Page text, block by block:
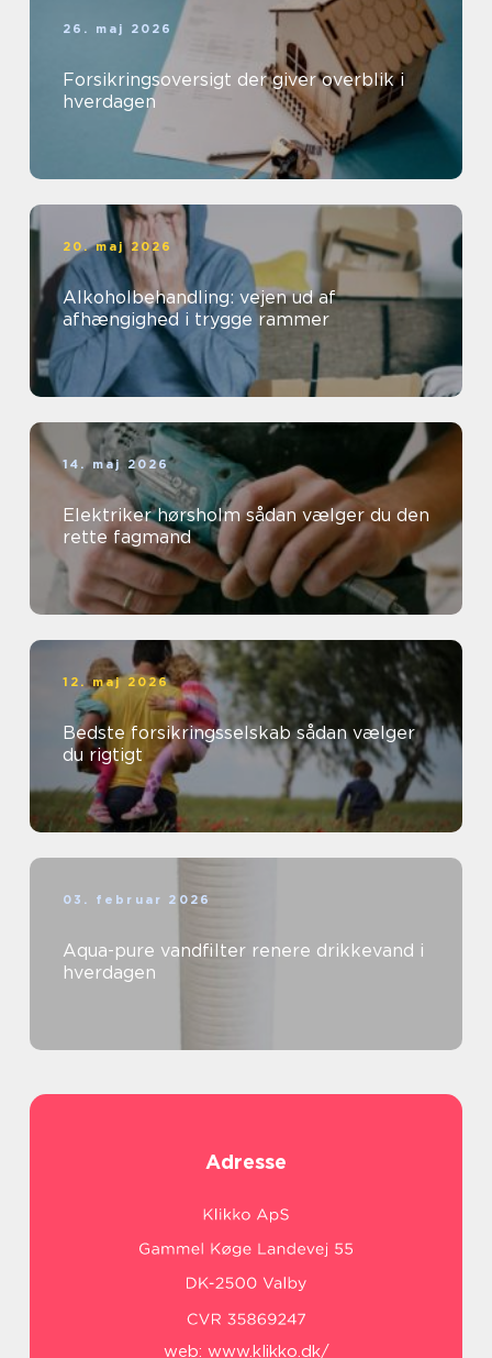
26. maj 2026
Forsikringsoversigt der giver overblik i
hverdagen
20. maj 2026
Alkoholbehandling: vejen ud af
afhængighed i trygge rammer
14. maj 2026
Elektriker hørsholm sådan vælger du den
rette fagmand
12. maj 2026
Bedste forsikringsselskab sådan vælger
du rigtigt
03. februar 2026
Aqua-pure vandfilter renere drikkevand i
hverdagen
Adresse
web: www.klikko.dk/